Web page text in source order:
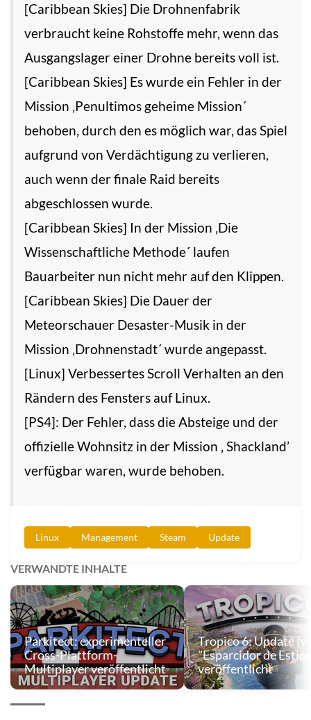
[Caribbean Skies] Die Drohnenfabrik
verbraucht keine Rohstoffe mehr, wenn das
Ausgangslager einer Drohne bereits voll ist.
[Caribbean Skies] Es wurde ein Fehler in der
Mission ‚Penultimos geheime Mission´
behoben, durch den es möglich war, das Spiel
aufgrund von Verdächtigung zu verlieren,
auch wenn der finale Raid bereits
abgeschlossen wurde.
[Caribbean Skies] In der Mission ‚Die
Wissenschaftliche Methode´ laufen
Bauarbeiter nun nicht mehr auf den Klippen.
[Caribbean Skies] Die Dauer der
Meteorschauer Desaster-Musik in der
Mission ‚Drohnenstadt´ wurde angepasst.
[Linux] Verbessertes Scroll Verhalten an den
Rändern des Fensters auf Linux.
[PS4]: Der Fehler, dass die Absteige und der
offizielle Wohnsitz in der Mission ‚ Shackland’
verfügbar waren, wurde behoben.
Linux Management Steam Update
VERWANDTE INHALTE
Parkitect: experimenteller
Cross-Plattform-
Multiplayer veröffentlicht
Tropico 6: Update
"Esparcidor de
veröffentlicht